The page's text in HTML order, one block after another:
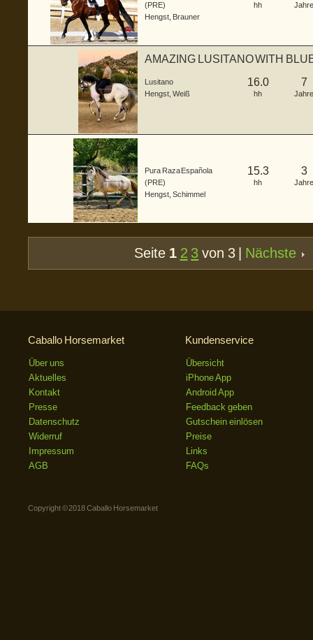
(PRE)
Hengst Brauner
hh Jahre
AMAZING LUSITANO WITH
Lusitano
Hengst Weiß
16.0
hh
7
Jahre
Pura Raza Española
(PRE)
Hengst Schimmel
15.3
hh
3
Jahre
Seite 1 2 3 von 3 | Nächste
Caballo Horsemarket
Über uns
Aktuelles
Kontakt
Presse
Datenschutz
Widerruf
Impressum
AGB
Kundenservice
Übersicht
iPhone App
Android App
Feedback geben
Gutschein einlösen
Preise
Links
FAQs
Copyright © 2018 Caballo Horsemarket